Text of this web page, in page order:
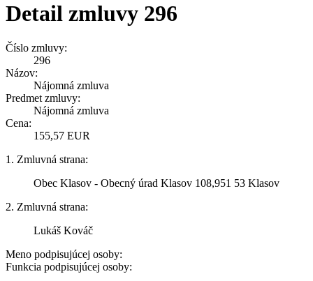
Detail zmluvy 296
Číslo zmluvy:
296
Názov:
Nájomná zmluva
Predmet zmluvy:
Nájomná zmluva
Cena:
155,57 EUR
1. Zmluvná strana:
Obec Klasov - Obecný úrad Klasov 108,951 53 Klasov
2. Zmluvná strana:
Lukáš Kováč
Meno podpisujúcej osoby:
Funkcia podpisujúcej osoby: